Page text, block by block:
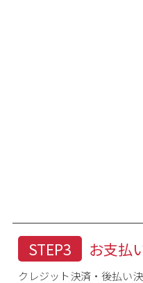
ル商品では身丈が長めにな
STEP3 お支払
クレジット決済・後払い